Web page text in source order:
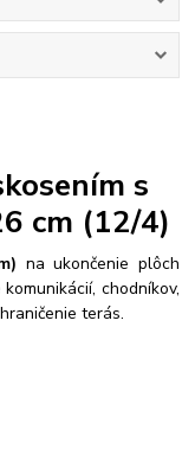
s
cm (12/4)
na ukončenie plôch
chodníkov,
terás.